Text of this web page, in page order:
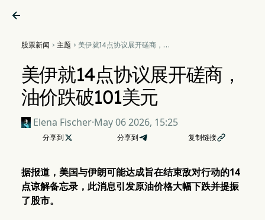

股票新闻  主题  美伊就14点协议展开磋商，油
美伊就14点协议展开磋商，
油价跌破101美元
Elena Fischer·May 06 2026, 15:25
分享到  分享到 复制链接
据报道，美国与伊朗可能达成旨在结束敌对行动的14
点谅解备忘录，此消息引发原油价格大幅下跌并提振
了股市。